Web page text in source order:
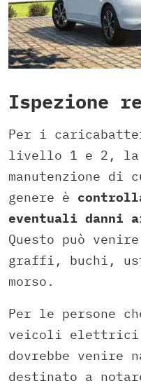
Ispezione
Per i
livello 1 e 2, la
manutenzione di
genere è
eventuali danni
Questo può
graffi, buchi,
morso.
Per le persone
veicoli elettrici
dovrebbe venire
destinato a